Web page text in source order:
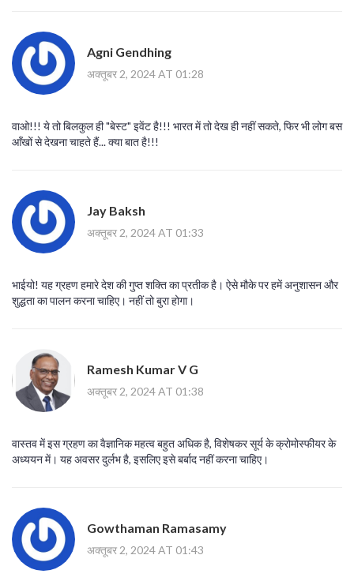
Agni Gendhing
अक्तूबर 2, 2024 AT 01:28
वाओ!!! ये तो बिलकुल ही "बेस्ट" इवेंट है!!! भारत में तो देख ही नहीं सकते, फिर भी लोग बस
आँखों से देखना चाहते हैं... क्या बात है!!!
Jay Baksh
अक्तूबर 2, 2024 AT 01:33
भाईयो! यह ग्रहण हमारे देश की गुप्त शक्ति का प्रतीक है। ऐसे मौके पर हमें अनुशासन और
शुद्धता का पालन करना चाहिए। नहीं तो बुरा होगा।
Ramesh Kumar V G
अक्तूबर 2, 2024 AT 01:38
वास्तव में इस ग्रहण का वैज्ञानिक महत्व बहुत अधिक है, विशेषकर सूर्य के क्रोमोस्फीयर के
अध्ययन में। यह अवसर दुर्लभ है, इसलिए इसे बर्बाद नहीं करना चाहिए।
Gowthaman Ramasamy
अक्तूबर 2, 2024 AT 01:43